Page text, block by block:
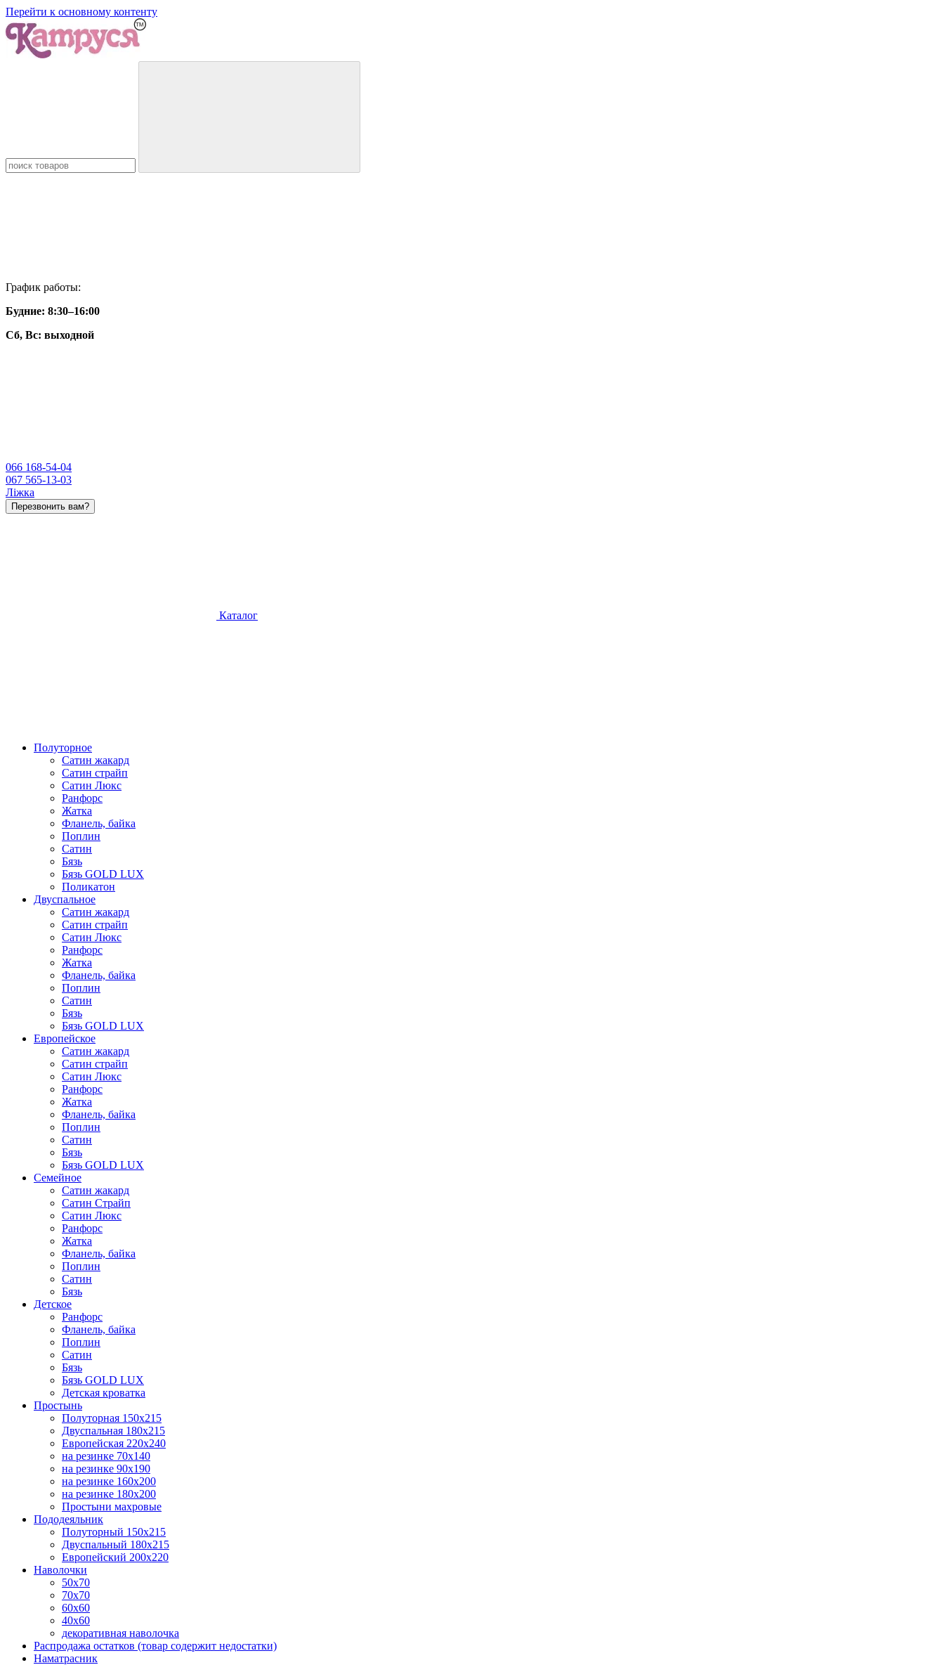
Перейти к основному контенту
График работы:
Будние: 8:30–16:00
Сб, Вс: выходной
066 168-54-04
067 565-13-03
Ліжка
Перезвонить вам?
Каталог
Полуторное
Сатин жакард
Сатин страйп
Сатин Люкс
Ранфорс
Жатка
Фланель, байка
Поплин
Сатин
Бязь
Бязь GOLD LUX
Поликатон
Двуспальное
Сатин жакард
Сатин страйп
Сатин Люкс
Ранфорс
Жатка
Фланель, байка
Поплин
Сатин
Бязь
Бязь GOLD LUX
Европейское
Сатин жакард
Сатин страйп
Сатин Люкс
Ранфорс
Жатка
Фланель, байка
Поплин
Сатин
Бязь
Бязь GOLD LUX
Семейное
Сатин жакард
Сатин Страйп
Сатин Люкс
Ранфорс
Жатка
Фланель, байка
Поплин
Сатин
Бязь
Детcкое
Ранфорс
Фланель, байка
Поплин
Сатин
Бязь
Бязь GOLD LUX
Детская кроватка
Простынь
Полуторная 150х215
Двуспальная 180х215
Европейская 220х240
на резинке 70х140
на резинке 90х190
на резинке 160х200
на резинке 180х200
Простыни махровые
Пододеяльник
Полуторный 150х215
Двуспальный 180х215
Европейский 200х220
Наволочки
50х70
70х70
60х60
40х60
декоративная наволочка
Распродажа остатков (товар содержит недостатки)
Наматрасник